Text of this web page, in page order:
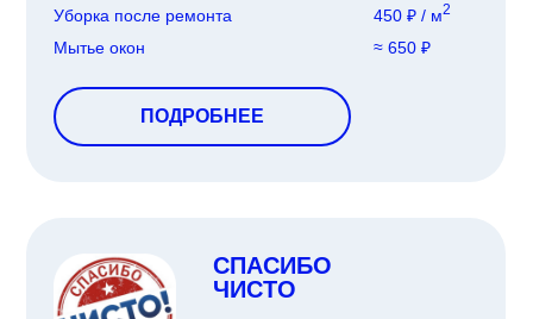
Уборка после ремонта
Мытье окон
450 ₽ / м2
≈ 650 ₽
ПОДРОБНЕЕ
СПАСИБО
ЧИСТО